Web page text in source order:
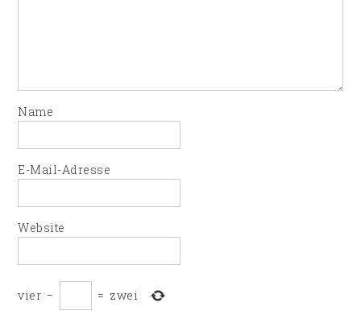
Name
E-Mail-Adresse
Website
vier − = zwei